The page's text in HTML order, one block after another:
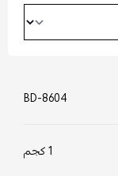
BD-8604
1 كجم